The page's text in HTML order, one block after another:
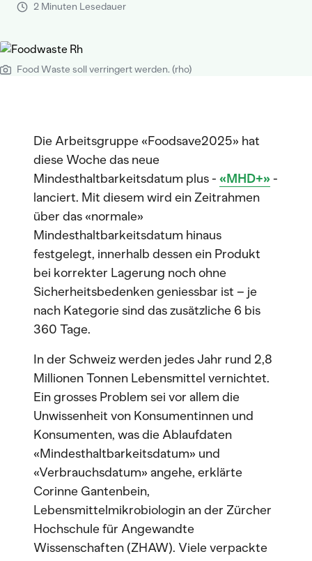
2 Minuten Lesedauer
Food Waste soll verringert werden. (rho)
Die Arbeitsgruppe «Foodsave2025» hat
diese Woche das neue
Mindesthaltbarkeitsdatum plus - «MHD+»-
lanciert. Mit diesem wird ein Zeitrahmen
über das «normale»
Mindesthaltbarkeitsdatum hinaus
festgelegt, innerhalb dessen ein Produkt
bei korrekter Lagerung noch ohne
Sicherheitsbedenken geniessbar ist – je
nach Kategorie sind das zusätzliche 6 bis
360 Tage.
In der Schweiz werden jedes Jahr rund 2,8
Millionen Tonnen Lebensmittel vernichtet.
Ein grosses Problem sei vor allem die
Unwissenheit von Konsumentinnen und
Konsumenten, was die Ablaufdaten
«Mindesthaltbarkeitsdatum» und
«Verbrauchsdatum» angehe, erklärte
Corinne Gantenbein,
Lebensmittelmikrobiologin an der Zürcher
Hochschule für Angewandte
Wissenschaften (ZHAW). Viele verpackte